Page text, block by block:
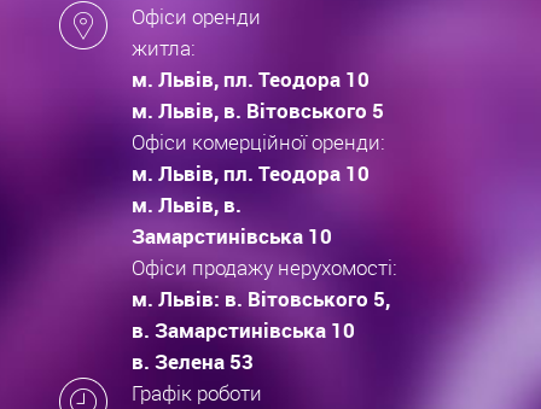
Офіси оренди
житла:
м. Львів, пл. Теодора 10
м. Львів, в. Вітовського 5
Офіси комерційної оренди:
м. Львів, пл. Теодора 10
м. Львів, в.
Замарстинівська 10
Офіси продажу нерухомості:
м. Львів: в. Вітовського 5,
в. Замарстинівська 10
в. Зелена 53
Графік роботи